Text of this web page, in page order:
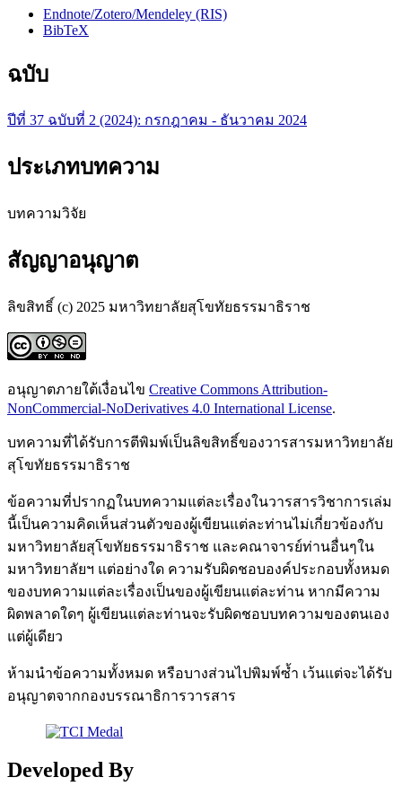
Endnote/Zotero/Mendeley (RIS)
BibTeX
ฉบับ
ปีที่ 37 ฉบับที่ 2 (2024): กรกฎาคม - ธันวาคม 2024
ประเภทบทความ
บทความวิจัย
สัญญาอนุญาต
ลิขสิทธิ์ (c) 2025 มหาวิทยาลัยสุโขทัยธรรมาธิราช
อนุญาตภายใต้เงื่อนไข Creative Commons Attribution-
NonCommercial-NoDerivatives 4.0 International License.
บทความที่ได้รับการตีพิมพ์เป็นลิขสิทธิ์ของวารสารมหาวิทยาลัย
สุโขทัยธรรมาธิราช
ข้อความที่ปรากฏในบทความแต่ละเรื่องในวารสารวิชาการเล่ม
นี้เป็นความคิดเห็นส่วนตัวของผู้เขียนแต่ละท่านไม่เกี่ยวข้องกับ
มหาวิทยาลัยสุโขทัยธรรมาธิราช และคณาจารย์ท่านอื่นๆใน
มหาวิทยาลัยฯ แต่อย่างใด ความรับผิดชอบองค์ประกอบทั้งหมด
ของบทความแต่ละเรื่องเป็นของผู้เขียนแต่ละท่าน หากมีความ
ผิดพลาดใดๆ ผู้เขียนแต่ละท่านจะรับผิดชอบบทความของตนเอง
แต่ผู้เดียว
ห้ามนำข้อความทั้งหมด หรือบางส่วนไปพิมพ์ซ้ำ เว้นแต่จะได้รับ
อนุญาตจากกองบรรณาธิการวารสาร
Developed By